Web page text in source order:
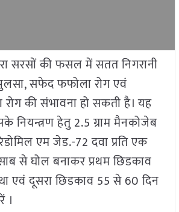
सरसों की फसल में सतत निगरानी
सफेद फफोला रोग एवं
रोग की संभावना हो सकती है। यह
नियन्त्रण हेतु 2.5 ग्राम मैनकोजेब
एम जेड.-72 दवा प्रति एक
से घोल बनाकर प्रथम छिडकाव
एवं दूसरा छिडकाव 55 से 60 दिन
।